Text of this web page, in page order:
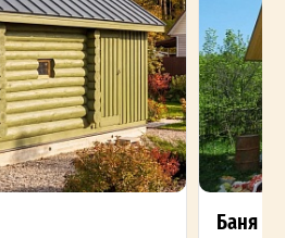
Баня